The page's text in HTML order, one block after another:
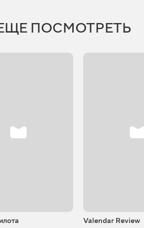
ПОСМОТРЕТЬ
Valendar Review